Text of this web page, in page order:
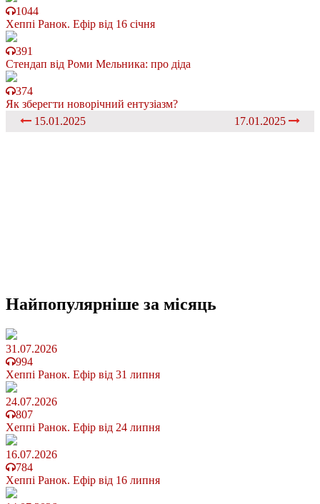
1044
Хеппі Ранок. Ефір від 16 січня
391
Стендап від Роми Мельника: про діда
374
Як зберегти новорічний ентузіазм?
15.01.2025
17.01.2025
Найпопулярніше за місяць
31.07.2026
994
Хеппі Ранок. Ефір від 31 липня
24.07.2026
807
Хеппі Ранок. Ефір від 24 липня
16.07.2026
784
Хеппі Ранок. Ефір від 16 липня